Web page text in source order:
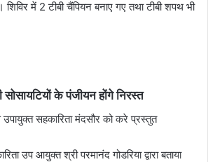
में 2 टीबी चैंपियन बनाए गए तथा टीबी शपथ भी
के पंजीयन होंगे निरस्त
उपायुक्‍त सहकारिता मंदसौर को करे प्रस्तुत
उप आयुक्‍त श्री परमानंद गोडरिया द्वारा बताया